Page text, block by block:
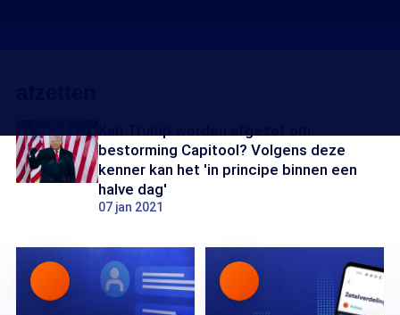
bestorming Capitool? Volgens deze
kenner kan het 'in principe binnen een
halve dag'
07 jan 2021